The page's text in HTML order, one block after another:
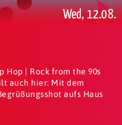
Wed, 12.08.
Hop | Rock from the 90s
auch hier: Mit dem
aufs Haus